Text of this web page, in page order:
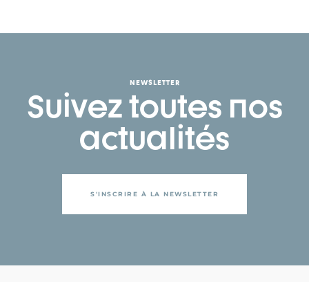
NEWSLETTER
Suivez toutes nos
actualités
S'INSCRIRE À LA NEWSLETTER